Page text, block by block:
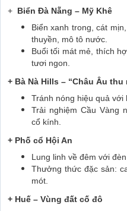
+ Biển Đà Nẵng – Mỹ Khê
Biển xanh trong, cát
thuyền, mô tô nước.
Buổi tối mát mẻ, thích
tươi ngon.
+ Bà Nà Hills – “Châu Âu
Tránh nóng hiệu quả
Trải nghiệm Cầu Vàng
cổ kính.
+ Phố cổ Hội An
Lung linh về đêm với
Thưởng thức đặc sản:
mót.
+ Huế – Vùng đất cố đô